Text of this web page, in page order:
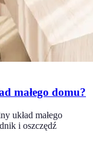
małego domu?
układ małego
i oszczędź